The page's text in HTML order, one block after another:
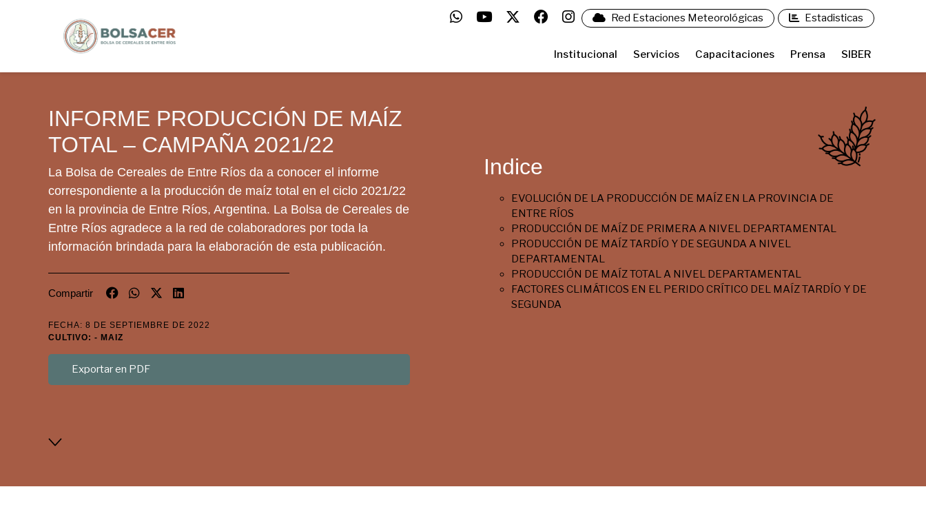
Institucional Servicios Capacitaciones Prensa SIBER
Red Estaciones Meteorológicas Estadisticas
INFORME PRODUCCIÓN DE MAÍZ
TOTAL – CAMPAÑA 2021/22
La Bolsa de Cereales de Entre Ríos da a conocer el informe
correspondiente a la producción de maíz total en el ciclo 2021/22
en la provincia de Entre Ríos, Argentina. La Bolsa de Cereales de
Entre Ríos agradece a la red de colaboradores por toda la
información brindada para la elaboración de esta publicación.
Compartir
FECHA: 8 DE SEPTIEMBRE DE 2022
CULTIVO: - MAIZ
Exportar en PDF
Indice
EVOLUCIÓN DE LA PRODUCCIÓN DE MAÍZ EN LA PROVINCIA DE
ENTRE RÍOS
PRODUCCIÓN DE MAÍZ DE PRIMERA A NIVEL DEPARTAMENTAL
PRODUCCIÓN DE MAÍZ TARDÍO Y DE SEGUNDA A NIVEL
DEPARTAMENTAL
PRODUCCIÓN DE MAÍZ TOTAL A NIVEL DEPARTAMENTAL
FACTORES CLIMÁTICOS EN EL PERIDO CRÍTICO DEL MAÍZ TARDÍO Y DE
SEGUNDA